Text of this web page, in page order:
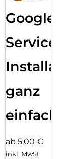
Google
Services
ganz
einfach
ab 5,00 €
inkl. MwSt.